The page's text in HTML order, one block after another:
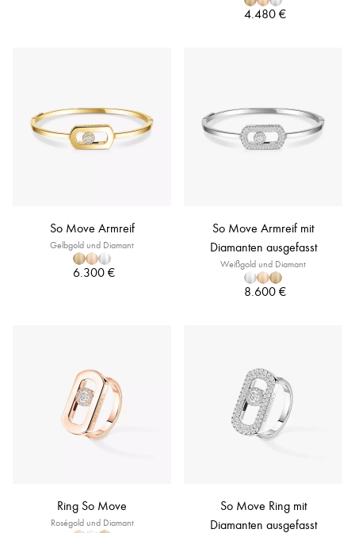
4.480 €
So Move Armreif
Gelbgold und Diamant
6.300 €
So Move Armreif mit
Diamanten ausgefasst
Weißgold und Diamant
8.600 €
Ring So Move
Roségold und Diamant
So Move Ring mit
Diamanten ausgefasst